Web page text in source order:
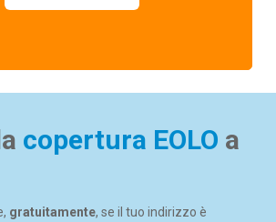
copertura EOLO a
gratuitamente, se il tuo indirizzo è